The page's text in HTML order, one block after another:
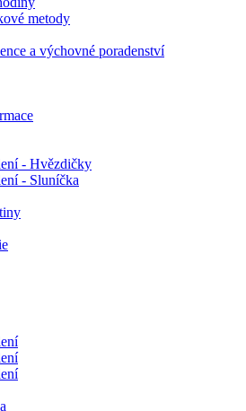
metody
a výchovné poradenství
- Hvězdičky
- Sluníčka